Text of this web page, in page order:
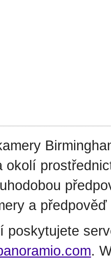
okolí
a
poskytujete
.